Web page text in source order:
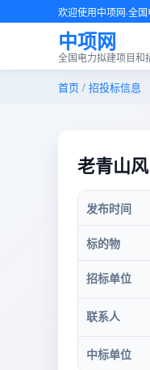
欢迎使用中项网·全
中项网
全国电力拟建项目和
首页 / 招投标信息
老青山
发布时间
标的物
招标单位
联系人
中标单位